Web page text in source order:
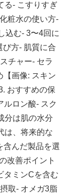
る- こすりすぎ
粧水の使い方-
込む- 3〜4回に
方- 肌質に合
チャー- セラ
【画像: スキン
おすすめの保
ルロン酸- スク
分は肌の水分
は、将来的な
含んだ製品を選
改善ポイント
タミンCを含む
取- オメガ3脂